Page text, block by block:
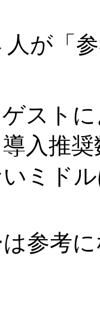
人が「
スト
導入推
ミド
参考